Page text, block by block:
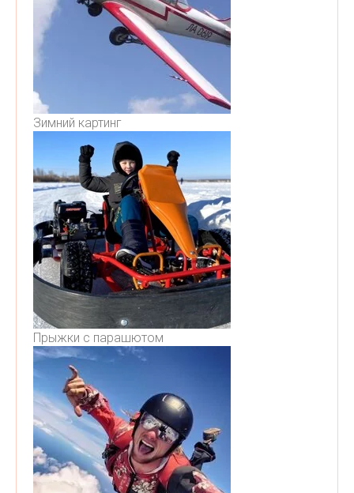
Зимний картинг
Прыжки с парашютом